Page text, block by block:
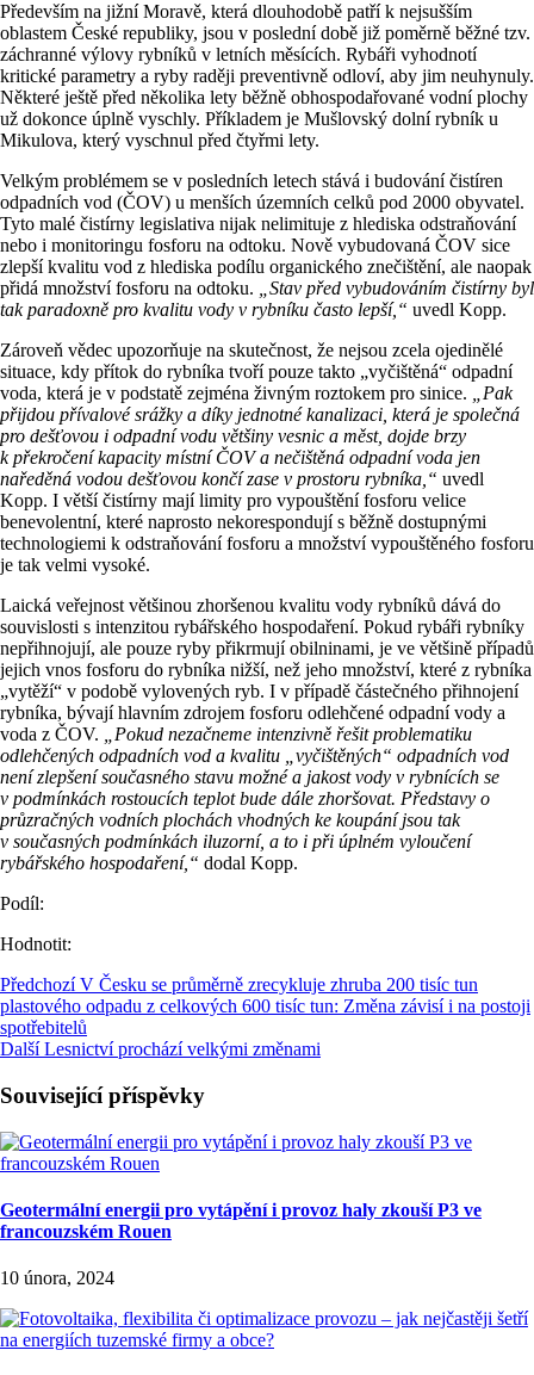
Především na jižní Moravě, která dlouhodobě patří k nejsušším
oblastem České republiky, jsou v poslední době již poměrně běžné tzv.
záchranné výlovy rybníků v letních měsících. Rybáři vyhodnotí
kritické parametry a ryby raději preventivně odloví, aby jim neuhynuly.
Některé ještě před několika lety běžně obhospodařované vodní plochy
už dokonce úplně vyschly. Příkladem je Mušlovský dolní rybník u
Mikulova, který vyschnul před čtyřmi lety.
Velkým problémem se v posledních letech stává i budování čistíren
odpadních vod (ČOV) u menších územních celků pod 2000 obyvatel.
Tyto malé čistírny legislativa nijak nelimituje z hlediska odstraňování
nebo i monitoringu fosforu na odtoku. Nově vybudovaná ČOV sice
zlepší kvalitu vod z hlediska podílu organického znečištění, ale naopak
přidá množství fosforu na odtoku.
„Stav před vybudováním čistírny byl
tak paradoxně pro kvalitu vody v rybníku často lepší,“ uvedl Kopp.
Zároveň vědec upozorňuje na skutečnost, že nejsou zcela ojedinělé
situace, kdy přítok do rybníka tvoří pouze takto „vyčištěná“ odpadní
voda, která je v podstatě zejména živným roztokem pro sinice.
„Pak
přijdou přívalové srážky a díky jednotné kanalizaci, která je společná
pro dešťovou i odpadní vodu většiny vesnic a měst, dojde brzy
k překročení kapacity místní ČOV a nečištěná odpadní voda jen
naředěná vodou dešťovou končí zase v prostoru rybníka,“ uvedl
Kopp. I větší čistírny mají limity pro vypouštění fosforu velice
benevolentní, které naprosto nekorespondují s běžně dostupnými
technologiemi k odstraňování fosforu a množství vypouštěného fosforu
je tak velmi vysoké.
Laická veřejnost většinou zhoršenou kvalitu vody rybníků dává do
souvislosti s intenzitou rybářského hospodaření. Pokud rybáři rybníky
nepřihnojují, ale pouze ryby přikrmují obilninami, je ve většině případů
jejich vnos fosforu do rybníka nižší, než jeho množství, které z rybníka
„vytěží“ v podobě vylovených ryb. I v případě částečného přihnojení
rybníka, bývají hlavním zdrojem fosforu odlehčené odpadní vody a
voda z ČOV.
„Pokud nezačneme intenzivně řešit problematiku
odlehčených odpadních vod a kvalitu „vyčištěných“ odpadních vod
není zlepšení současného stavu možné a jakost vody v rybnících se
v podmínkách rostoucích teplot bude dále zhoršovat. Představy o
průzračných vodních plochách vhodných ke koupání jsou tak
v současných podmínkách iluzorní, a to i při úplném vyloučení
rybářského hospodaření,“ dodal Kopp.
Podíl:
Hodnotit:
Předchozí V Česku se průměrně zrecykluje zhruba 200 tisíc tun
plastového odpadu z celkových 600 tisíc tun: Změna závisí i na postoji
spotřebitelů
Další Lesnictví prochází velkými změnami
Související příspěvky
Geotermální energii pro vytápění i provoz haly zkouší P3 ve
francouzském Rouen
10 února, 2024